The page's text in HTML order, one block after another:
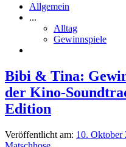
Allgemein
...
Alltag
Gewinnspiele
Bibi & Tina:
der Kino-
Edition
Veröffentlicht am: 10. Oktober